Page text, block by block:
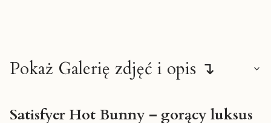
Pokaż Galerię zdjęć i opis ↴
Satisfyer Hot Bunny – gorący luksus